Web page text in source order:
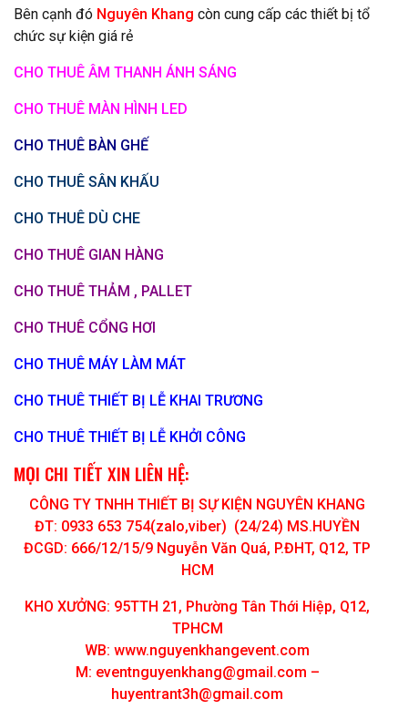
Bên cạnh đó Nguyên Khang còn cung cấp các thiết bị tổ
chức sự kiện giá rẻ
CHO THUÊ ÂM THANH ÁNH SÁNG
CHO THUÊ MÀN HÌNH LED
CHO THUÊ BÀN GHẾ
CHO THUÊ SÂN KHẤU
CHO THUÊ DÙ CHE
CHO THUÊ GIAN HÀNG
CHO THUÊ THẢM , PALLET
CHO THUÊ CỔNG HƠI
CHO THUÊ MÁY LÀM MÁT
CHO THUÊ THIẾT BỊ LỄ KHAI TRƯƠNG
CHO THUÊ THIẾT BỊ LỄ KHỞI CÔNG
MỌI CHI TIẾT XIN LIÊN HỆ:
CÔNG TY TNHH THIẾT BỊ SỰ KIỆN NGUYÊN KHANG
ĐT: 0933 653 754(zalo,viber) (24/24) MS.HUYỀN
ĐCGD: 666/12/15/9 Nguyễn Văn Quá, P.ĐHT, Q12, TP
HCM
KHO XƯỞNG: 95TTH 21, Phường Tân Thới Hiệp, Q12,
TPHCM
WB: www.nguyenkhangevent.com
M: eventnguyenkhang@gmail.com –
huyentrant3h@gmail.com